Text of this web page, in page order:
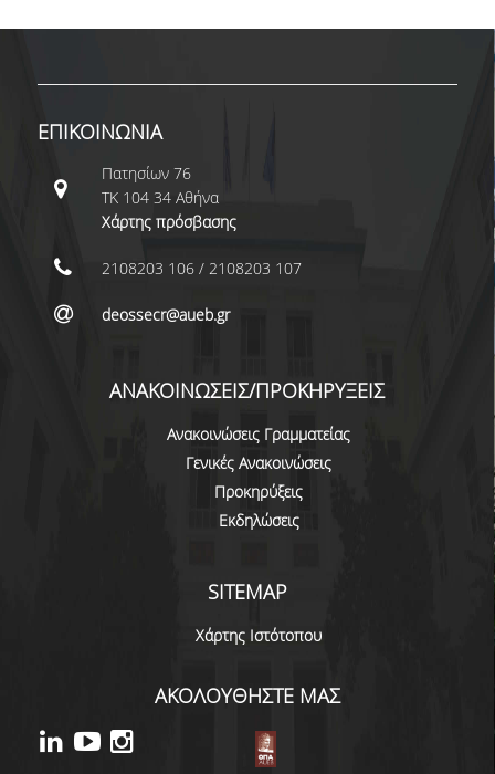
ΥΠΟΣΤΗΡΙΞΗ ΣΠΟΥΔΩΝ
ΟΔΗΓΙΕΣ ΓΙΑ ΤΗ ΣΥΜΜΕΤΟΧΗ
ΣΤΟ ΜΑΘΗΜΑ «ΣΕΜΙΝΑΡΙΟ ΚΑΙ
ΔΙΠΛΩΜΑΤΙΚΗ ΕΡΓΑΣΙΑ»
ΥΠΟΔΕΙΓΜΑΤΑ ΣΥΓΓΡΑΦΗΣ
ΠΡΑΚΤΙΚΗ ΑΣΚΗΣΗ
ΓΕΝΙΚΕΣ ΠΛΗΡΟΦΟΡΙΕΣ
ΟΡΟΙ, ΠΡΟΫΠΟΘΕΣΕΙΣ,
ΚΑΝΟΝΙΣΜΟΣ
ΕΠΙΚΟΙΝΩΝΙΑ
ΠΡΟΓΡΑΜΜΑ ERASMUS+
ΓΕΝΙΚΕΣ ΠΛΗΡΟΦΟΡΙΕΣ
ΕΠΙΚΟΙΝΩΝΙΑ
Πατησίων 76
ΤΚ 104 34 Αθήνα
Χάρτης πρόσβασης
2108203 106 / 2108203 107
deossecr@aueb.gr
ΑΝΑΚΟΙΝΩΣΕΙΣ/ΠΡΟΚΗΡΥΞΕΙΣ
Ανακοινώσεις Γραμματείας
Γενικές Ανακοινώσεις
Προκηρύξεις
Εκδηλώσεις
SITEMAP
Χάρτης Ιστότοπου
ΑΚΟΛΟΥΘΗΣΤΕ ΜΑΣ